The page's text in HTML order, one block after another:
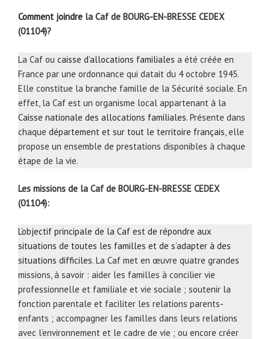
Comment joindre la Caf de BOURG-EN-BRESSE CEDEX
(01104)?
La Caf ou caisse d’allocations familiales a été créée en
France par une ordonnance qui datait du 4 octobre 1945.
Elle constitue la branche famille de la Sécurité sociale. En
effet, la Caf est un organisme local appartenant à la
Caisse nationale des allocations familiales. Présente dans
chaque département et sur tout le territoire français, elle
propose un ensemble de prestations disponibles à chaque
étape de la vie.
Les missions de la Caf de BOURG-EN-BRESSE CEDEX
(01104):
L’objectif principale de la Caf est de répondre aux
situations de toutes les familles et de s’adapter à des
situations difficiles. La Caf met en œuvre quatre grandes
missions, à savoir : aider les familles à concilier vie
professionnelle et familiale et vie sociale ; soutenir la
fonction parentale et faciliter les relations parents-
enfants ; accompagner les familles dans leurs relations
avec l’environnement et le cadre de vie ; ou encore créer